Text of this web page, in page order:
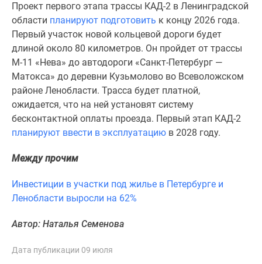
более
Готовые
новостройки
комнатные
Военная
ипотека
Покупателю
Новостройки
Петербурга
новостроек
Семейная
Аналитика
Панорамы
Проект первого этапа трассы КАД-2 в Ленинградской
области планируют подготовить к концу 2026 года.
Первый участок новой кольцевой дороги будет
длиной около 80 километров. Он пройдет от трассы
М-11 «Нева» до автодороги «Санкт-Петербург —
Матокса» до деревни Кузьмолово во Всеволожском
районе Ленобласти. Трасса будет платной,
ожидается, что на ней установят систему
бесконтактной оплаты проезда. Первый этап КАД-2
планируют ввести в эксплуатацию в 2028 году.
Между прочим
Инвестиции в участки под жилье в Петербурге и
Ленобласти выросли на 62%
Автор: Наталья Семенова
Дата публикации 09 июля